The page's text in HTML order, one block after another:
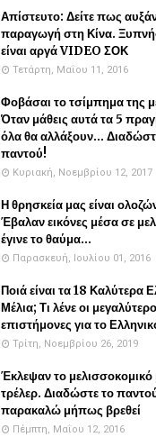
Απίστευτο: Δείτε πως
παραγωγή στη Κίνα.
είναι αργά VIDEO ΣΟΚ
Τετάρτη, Μαΐου 11, 2016
Φοβάσαι το τσίμπημα της
Όταν μάθεις αυτά τα 5
όλα θα αλλάξουν...
παντού!
Κυριακή, Νοεμβρίου 12, 2017
Η θρησκεία μας είναι
Έβαλαν εικόνες μέσα σε
έγινε το θαύμα...
Παρασκευή, Ιουλίου 01, 2016
Ποιά είναι τα 18 Καλύτερα
Μέλια; Τι λένε οι
επιστήμονες για το
Τρίτη, Νοεμβρίου 26, 2019
Έκλεψαν το μελισσοκομικό
τρέλερ. Διαδώστε το
παρακαλώ μήπως βρεθεί
Πέμπτη, Μαΐου 12, 2016